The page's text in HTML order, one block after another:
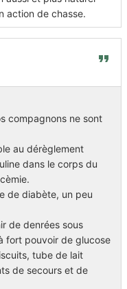
action de chasse.
compagnons ne sont
au dérèglement
dans le corps du
de diabète, un peu
de denrées sous
fort pouvoir de glucose
tube de lait
de secours et de